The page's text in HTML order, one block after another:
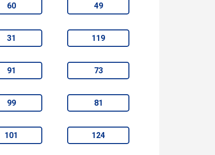
60 49
31 119
91 73
99 81
101 124